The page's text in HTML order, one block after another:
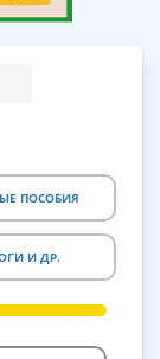
ПОСОБИЯ
И ДР.